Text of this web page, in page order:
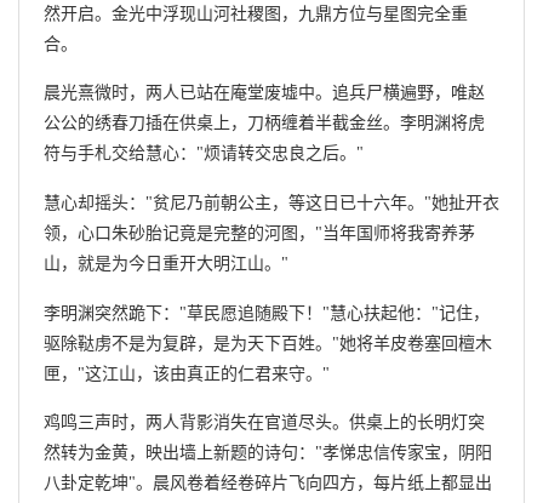
然开启。金光中浮现山河社稷图，九鼎方位与星图完全重
合。
晨光熹微时，两人已站在庵堂废墟中。追兵尸横遍野，唯赵
公公的绣春刀插在供桌上，刀柄缠着半截金丝。李明渊将虎
符与手札交给慧心："烦请转交忠良之后。"
慧心却摇头："贫尼乃前朝公主，等这日已十六年。"她扯开衣
领，心口朱砂胎记竟是完整的河图，"当年国师将我寄养茅
山，就是为今日重开大明江山。"
李明渊突然跪下："草民愿追随殿下！"慧心扶起他："记住，
驱除鞑虏不是为复辟，是为天下百姓。"她将羊皮卷塞回檀木
匣，"这江山，该由真正的仁君来守。"
鸡鸣三声时，两人背影消失在官道尽头。供桌上的长明灯突
然转为金黄，映出墙上新题的诗句："孝悌忠信传家宝，阴阳
八卦定乾坤"。晨风卷着经卷碎片飞向四方，每片纸上都显出